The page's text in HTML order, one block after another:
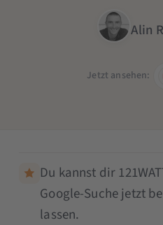
Alin
Jetzt ansehen:
Du kannst dir
Google-Suche jetzt
lassen.